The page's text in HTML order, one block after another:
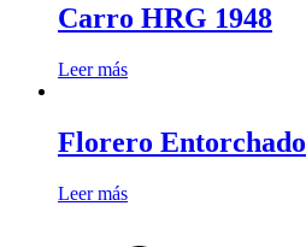
Carro HRG 1948
Leer más
Florero Entorchado
Leer más